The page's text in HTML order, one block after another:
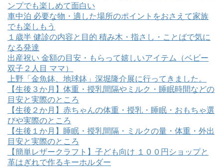
ンプでも楽しめて面白い
車中泊 必要な物・適した場所のポイントをおさえて家族
でも楽しもう
１歳半 健診の内容と目的 積み木・指さし・ことばで気に
なる発達
出産祝い 金額の目安・もらって嬉しいアイテム（ベビー
双子２人目 ママ）
上野「金魚鉢、地球鉢」深堀隆介展に行ってきました。
【生後３か月】体重・授乳間隔やミルク・睡眠時間などの
目安と実際のところ
【生後２か月】赤ちゃんの体重・授乳・睡眠・おもちゃ選
びや実際のところ
【生後１か月】睡眠・授乳間隔・ミルクの量・体重・外出
目安と実際のところ
【簡単レザークラフト】子ども向け １００円ショップと
革はぎれで作るキーホルダー